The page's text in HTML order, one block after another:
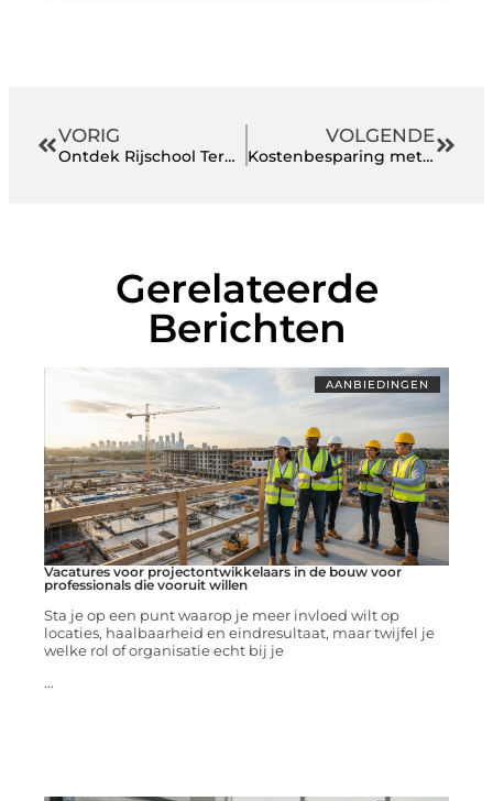
VORIG
Ontdek Rijschool Terneuzen voor een Zorgeloze Rijervaring
VOLGENDE
Kostenbesparing met prefab bouw: De slimme keuze voor efficiënt bouwen
Gerelateerde
Berichten
AANBIEDINGEN
Vacatures voor projectontwikkelaars in de bouw voor
professionals die vooruit willen
Sta je op een punt waarop je meer invloed wilt op
locaties, haalbaarheid en eindresultaat, maar twijfel je
welke rol of organisatie echt bij je
...